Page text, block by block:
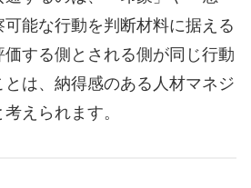
能な行動を判断材料に据える
価する側とされる側が同じ行動
は、納得感のある人材マネジ
えられます。